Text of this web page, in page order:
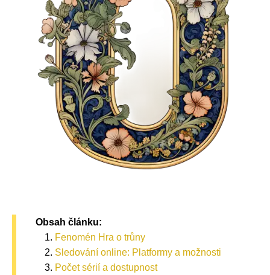
Obsah článku:
Fenomén Hra o trůny
Sledování online: Platformy a možnosti
Počet sérií a dostupnost